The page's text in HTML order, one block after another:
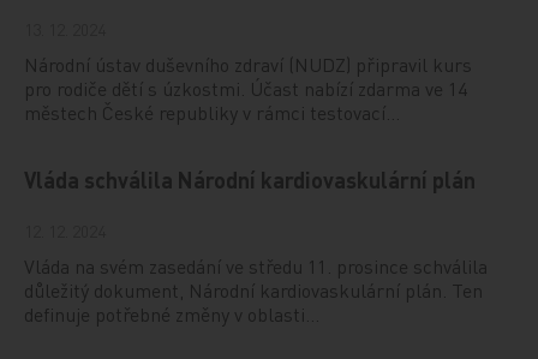
Národní ústav duševního zdraví (NUDZ) připravil kurs
pro rodiče dětí s úzkostmi. Účast nabízí zdarma ve 14
městech České republiky v rámci testovací…
Vláda schválila Národní kardiovaskulární plán
Vláda na svém zasedání ve středu 11. prosince schválila
důležitý dokument, Národní kardiovaskulární plán. Ten
definuje potřebné změny v oblasti…